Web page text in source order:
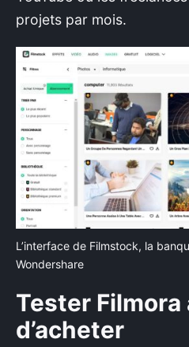
projets par mois.
L’interface de Filmstock, la
Wondershare
Tester Filmora
d’acheter
: